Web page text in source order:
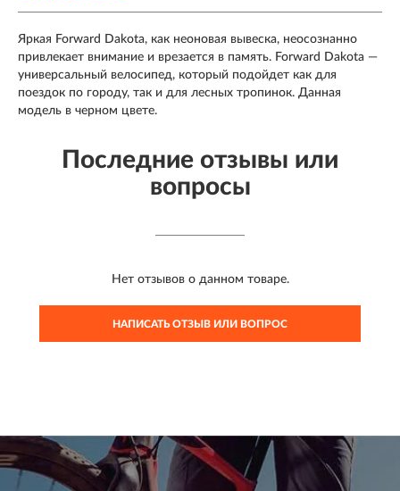
Яркая Forward Dakota, как неоновая вывеска, неосознанно
привлекает внимание и врезается в память. Forward Dakota —
универсальный велосипед, который подойдет как для
поездок по городу, так и для лесных тропинок. Данная
модель в черном цвете.
Последние отзывы или
вопросы
Нет отзывов о данном товаре.
НАПИСАТЬ ОТЗЫВ ИЛИ ВОПРОС